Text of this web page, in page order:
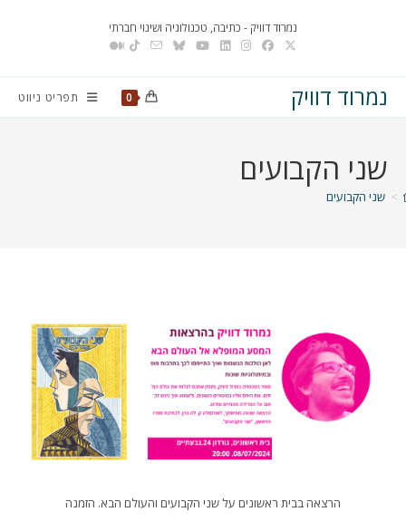
נמרוד דוויק - כתיבה, טכנולוגיה ושינוי חברתי
נמרוד דוויק 0 תפריט ניווט
שני הקבועים
> שני הקבועים
הרצאה בבית ראשונים על שני הקבועים והעולם הבא. הזמנה